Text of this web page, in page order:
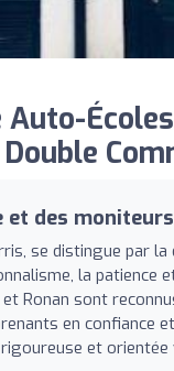
et des
se distingue par
la patience
Ronan sont
en confiance
et